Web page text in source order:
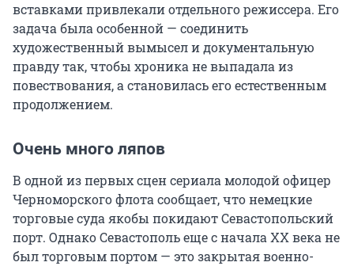
вставками привлекали отдельного режиссера. Его
задача была особенной — соединить
художественный вымысел и документальную
правду так, чтобы хроника не выпадала из
повествования, а становилась его естественным
продолжением.
Очень много ляпов
В одной из первых сцен сериала молодой офицер
Черноморского флота сообщает, что немецкие
торговые суда якобы покидают Севастопольский
порт. Однако Севастополь еще с начала XX века не
был торговым портом — это закрытая военно-